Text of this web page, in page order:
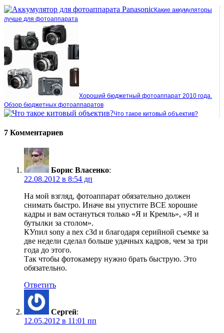
Какие аккумуляторы
лучше для фотоаппарата
Хороший бюджетный фотоаппарат 2010 года.
Обзор бюджетных фотоаппаратов
Что такое китовый объектив?
7 Комментариев
Борис Власенко:
22.08.2012 в 8:54 дп
На мой взгляд, фотоаппарат обязательно должен
снимать быстро. Иначе вы упустите ВСЕ хорошие
кадры и вам остануться только «Я и Кремль», «Я и
бутылки за столом».
КУпил sony a nex c3d и благодаря серийной съемке за
две недели сделал больше удачных кадров, чем за три
года до этого.
Так чтобы фотокамеру нужно брать быструю. Это
обязательно.
Ответить
Сергей:
12.05.2012 в 11:01 пп